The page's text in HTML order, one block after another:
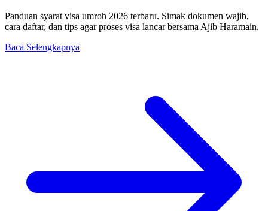
Panduan syarat visa umroh 2026 terbaru. Simak dokumen wajib,
cara daftar, dan tips agar proses visa lancar bersama Ajib Haramain.
Baca Selengkapnya